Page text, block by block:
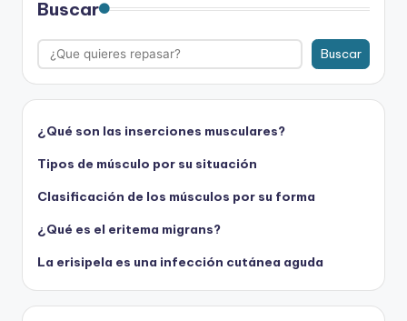
Buscar
Buscar
¿Qué son las inserciones musculares?
Tipos de músculo por su situación
Clasificación de los músculos por su forma
¿Qué es el eritema migrans?
La erisipela es una infección cutánea aguda